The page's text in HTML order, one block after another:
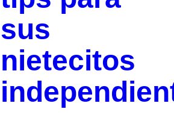
sus
nietecitos